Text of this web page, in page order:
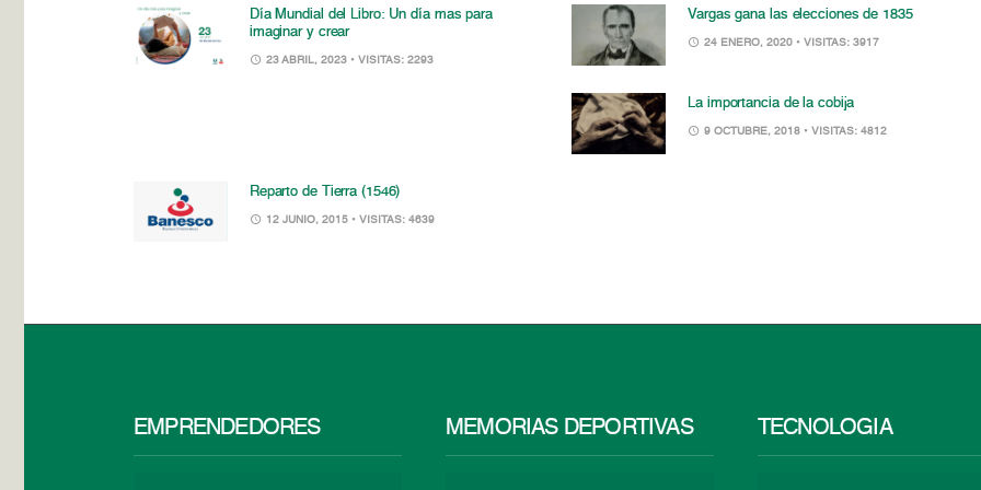
Día Mundial del Libro: Un día mas para
imaginar y crear
23 ABRIL, 2023 • VISITAS: 2293
Vargas gana las elecciones de 1835
24 ENERO, 2020 • VISITAS: 3917
La importancia de la cobija
9 OCTUBRE, 2018 • VISITAS: 4812
Reparto de Tierra (1546)
12 JUNIO, 2015 • VISITAS: 4639
EMPRENDEDORES MEMORIAS DEPORTIVAS TECNOLOGÍA